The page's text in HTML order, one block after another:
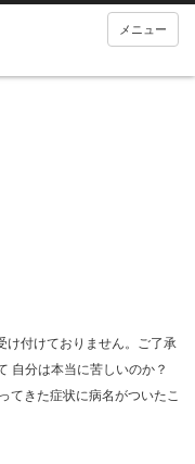
メニュー
付けておりません。ご了承
自分は本当に苦しいのか？
てきた症状に病名がついたこ